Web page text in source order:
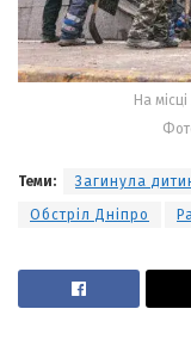
На
Теми: Загинула
Обстріл Дніпро